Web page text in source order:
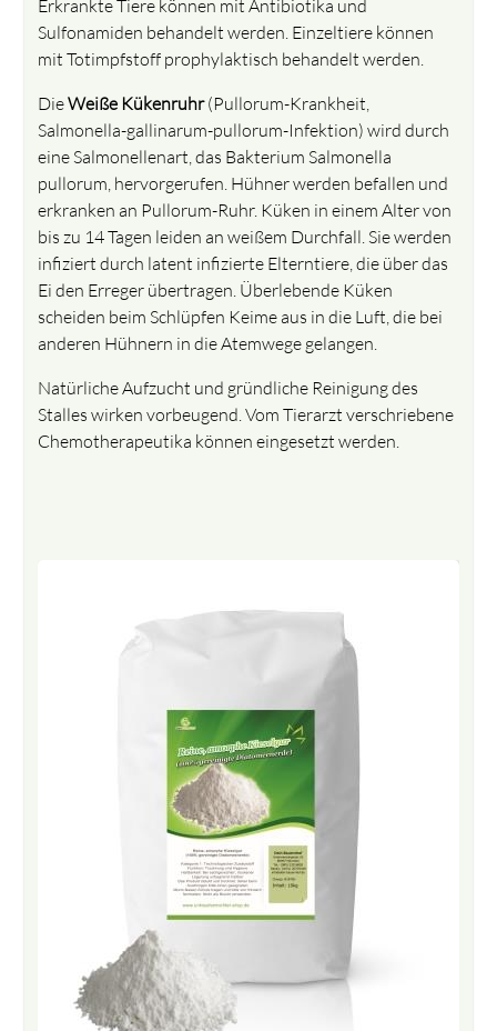
Erkrankte Tiere können mit Antibiotika und
Sulfonamiden behandelt werden. Einzeltiere können
mit Totimpfstoff prophylaktisch behandelt werden.
DieWeiße Kükenruhr(Pullorum-Krankheit,
Salmonella-gallinarum-pullorum-Infektion) wird durch
eine Salmonellenart, das Bakterium Salmonella
pullorum, hervorgerufen. Hühner werden befallen und
erkranken an Pullorum-Ruhr. Küken in einem Alter von
bis zu 14 Tagen leiden an weißem Durchfall. Sie werden
infiziert durch latent infizierte Elterntiere, die über das
Ei den Erreger übertragen. Überlebende Küken
scheiden beim Schlüpfen Keime aus in die Luft, die bei
anderen Hühnern in die Atemwege gelangen.
Natürliche Aufzucht und gründliche Reinigung des
Stalles wirken vorbeugend. Vom Tierarzt verschriebene
Chemotherapeutika können eingesetzt werden.